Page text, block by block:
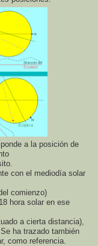
a la posición de
con el mediodía solar
comienzo)
hora solar en ese
a cierta distancia),
ha trazado también
como referencia.